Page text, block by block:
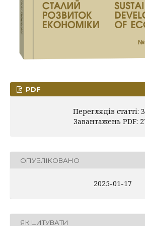
PDF
Переглядів статті:
Завантажень PDF:
ОПУБЛІКОВАНО
2025-01-17
ЯК ЦИТУВАТИ